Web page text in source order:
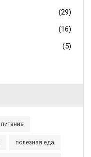
(29)
(16)
(5)
питание
полезная еда